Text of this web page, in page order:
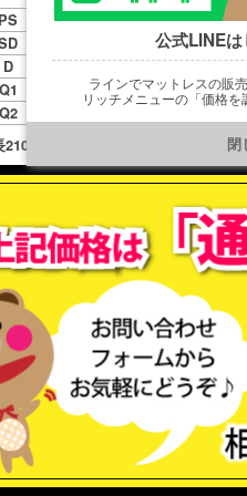
幅
幅
D 幅
幅
幅
高830
公式LINEは
ラインでマットレスの販
リッチメニューの「価格
https://
閉